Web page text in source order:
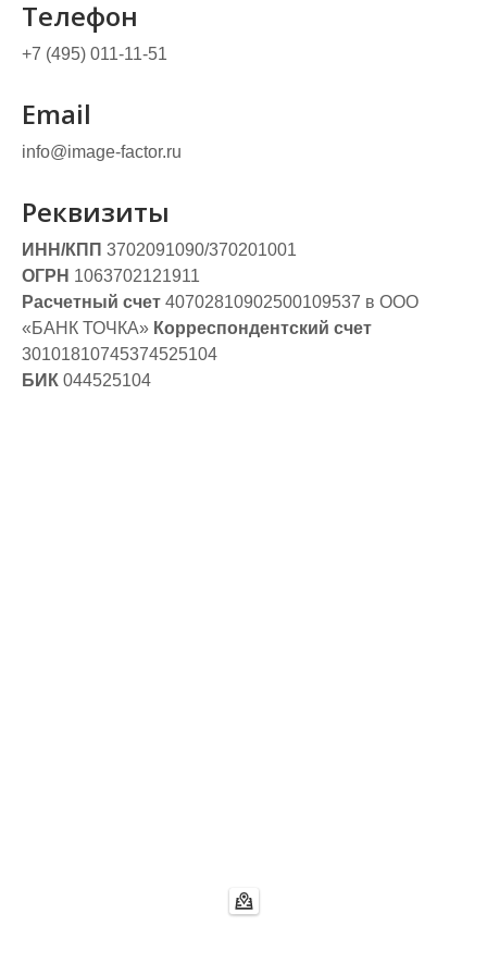
Телефон
+7 (495) 011-11-51
Email
info@image-factor.ru
Реквизиты
ИНН/КПП 3702091090/370201001
ОГРН 1063702121911
Расчетный счет 40702810902500109537 в ООО
«БАНК ТОЧКА» Корреспондентский счет
30101810745374525104
БИК 044525104